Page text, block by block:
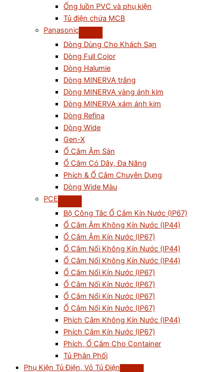
Ống luồn PVC và phụ kiện
Tủ điện chứa MCB
Panasonic
Dòng Dùng Cho Khách Sạn
Dòng Full Color
Dòng Halumie
Dòng MINERVA trắng
Dòng MINERVA vàng ánh kim
Dòng MINERVA xám ánh kim
Dòng Refina
Dòng Wide
Gen-X
Ổ Cắm Âm Sàn
Ổ Cắm Có Dây, Đa Năng
Phích & Ổ Cắm Chuyên Dụng
Dòng Wide Màu
PCE
Bộ Công Tắc Ổ Cắm Kín Nước (IP67)
Ổ Cắm Âm Không Kín Nước (IP44)
Ổ Cắm Âm Kín Nước (IP67)
Ổ Cắm Nối Không Kín Nước (IP44)
Ổ Cắm Nổi Không Kín Nước (IP44)
Ổ Cắm Nổi Kín Nước (IP67)
Ổ Cắm Nối Kín Nước (IP67)
Ổ Cắm Nổi Kín Nước (IP67)
Ổ Cắm Nối Kín Nước (IP67)
Phích Cắm Không Kín Nước (IP44)
Phích Cắm Kín Nước (IP67)
Phích, Ổ Cắm Cho Container
Tủ Phân Phối
Phụ Kiện Tủ Điện, Vỏ Tủ Điện